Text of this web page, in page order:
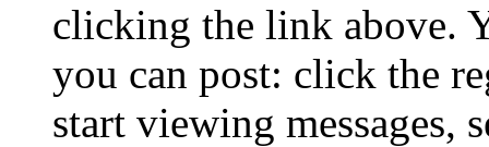
clicking the link above.
you can post: click the
start viewing messages,